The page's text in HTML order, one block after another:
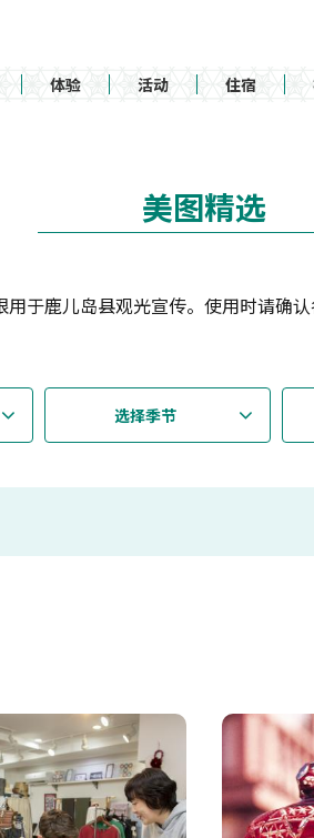
体验 活动 住宿
美图精选
于鹿儿岛县观光宣传。使用时请确
选择季节